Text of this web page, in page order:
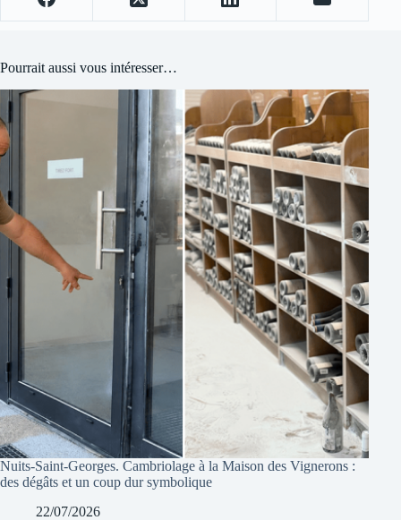
Pourrait aussi vous intéresser…
Nuits-Saint-Georges. Cambriolage à la Maison des Vignerons :
des dégâts et un coup dur symbolique
22/07/2026